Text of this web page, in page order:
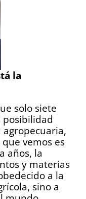
la
solo siete
posibilidad
vemos es
años, la
y materias
a la
sino a